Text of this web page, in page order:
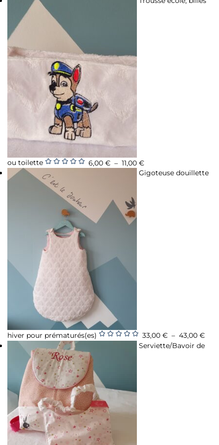
ou toilette
5
6,00 € – 11,00 €
Gigoteuse douillette
hiver pour prématurés(es) 33,00 € – 43,00 €
Serviette/Bavoir de